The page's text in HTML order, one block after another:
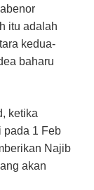
itu adalah
kedua-
baharu
ketika
pada 1 Feb
Najib
akan